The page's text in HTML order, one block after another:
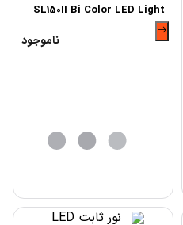
SL150II Bi Color LED Light
ناموجود